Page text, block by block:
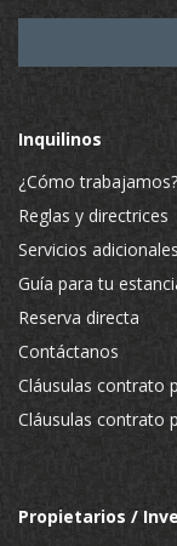
Inquilinos
¿Cómo trabajamos?
Reglas y directrices
Servicios adicionales
Guía para tu
Reserva directa
Contáctanos
Cláusulas contrato
Cláusulas contrato
Propietarios /